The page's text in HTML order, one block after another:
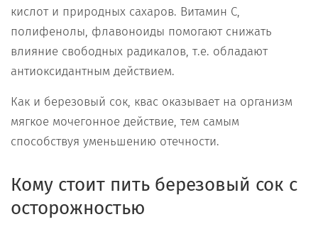
кислот и природных сахаров. Витамин C,
полифенолы, флавоноиды помогают снижать
влияние свободных радикалов, т.е. обладают
антиоксидантным действием.
Как и березовый сок, квас оказывает на организм
мягкое мочегонное действие, тем самым
способствуя уменьшению отечности.
Кому стоит пить березовый сок с
осторожностью